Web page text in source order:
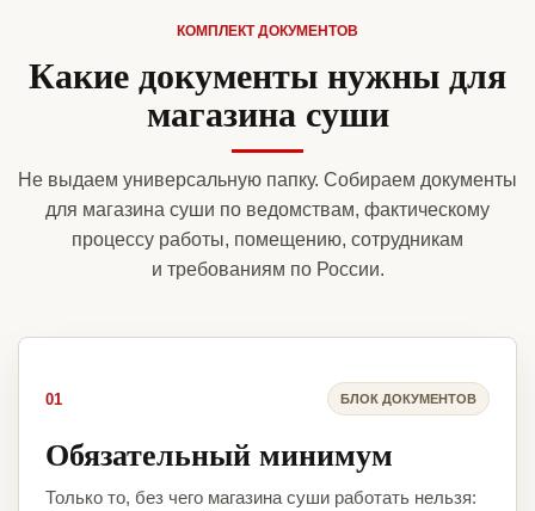
КОМПЛЕКТ ДОКУМЕНТОВ
Какие документы нужны для
магазина суши
Не выдаем универсальную папку. Собираем документы
для магазина суши по ведомствам, фактическому
процессу работы, помещению, сотрудникам
и требованиям по России.
01 БЛОК ДОКУМЕНТОВ
Обязательный минимум
Только то, без чего магазина суши работать нельзя: